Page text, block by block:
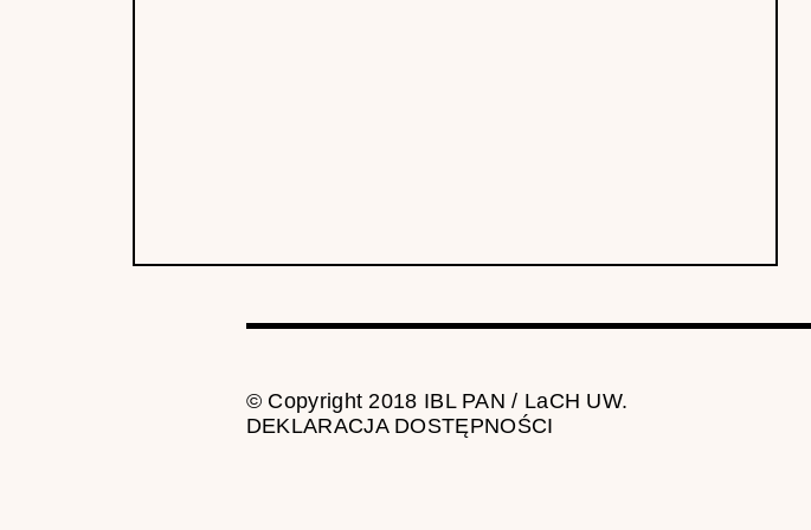
© Copyright 2018 IBL PAN / LaCH UW.
DEKLARACJA DOSTĘPNOŚCI